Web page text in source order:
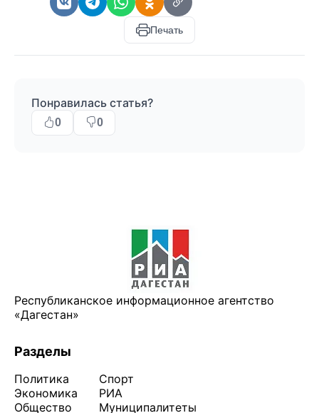
Печать
Понравилась статья?
0 0
Республиканское информационное агентство
«Дагестан»
Разделы
Политика
Экономика
Общество
Спорт
РИА
Муниципалитеты